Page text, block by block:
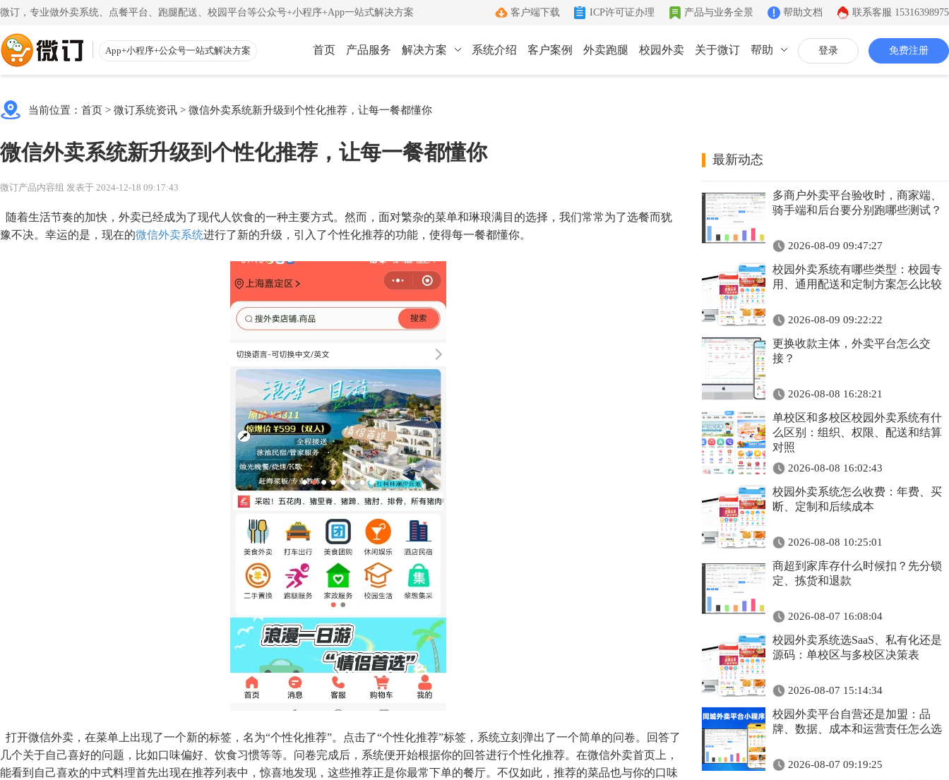
微订，专业做外卖系统、点餐平台、跑腿配送、校园平台等公众号+小程序+App一站式解决方案 联系客服 15316398975
帮助文档
产品与业务全景
ICP许可证办理
客户端下载
App+小程序+公众号一站式解决方案 登录 免费注册
首页 产品服务 解决方案
渠道 公众号 小程序
同城生活信息发布 连接你的客户和粉丝
系统介绍 客户案例 外卖跑腿 校园外卖 关于微订 帮助
使用教程
注册小程序和公众号帐号
初级教程
视频教程
App下载
手机端的管理客户端
云收银
微粉宝
粉丝交流沟通工具
双证联办一站式服务
办理流程
致力于移动互联网开发
有影响力的互联网企业
公司资质
证件齐全，安全放心
联系我们
7*12小时在线咨询
当前位置： 首页 > 微订系统资讯 > 微信外卖系统新升级到个性化推荐，让每一餐都懂你
微信外卖系统新升级到个性化推荐，让每一餐都懂你
微订产品内容组 发表于 2024-12-18 09:17:43
随着生活节奏的加快，外卖已经成为了现代人饮食的一种主要方式。然而，面对繁杂的菜单和琳琅满目的选择，我们常常为了选餐而犹
豫不决。幸运的是，现在的微信外卖系统进行了新的升级，引入了个性化推荐的功能，使得每一餐都懂你。
打开微信外卖，在菜单上出现了一个新的标签，名为“个性化推荐”。点击了“个性化推荐”标签，系统立刻弹出了一个简单的问卷。回答了
几个关于自己喜好的问题，比如口味偏好、饮食习惯等等。问卷完成后，系统便开始根据你的回答进行个性化推荐。在微信外卖首页上，
能看到自己喜欢的中式料理首先出现在推荐列表中，惊喜地发现，这些推荐正是你最常下单的餐厅。不仅如此，推荐的菜品也与你的口味
最新动态
多商户外卖平台验收时，商家端、
骑手端和后台要分别跑哪些测试？
2026-08-09 09:47:27
校园外卖系统有哪些类型：校园专
用、通用配送和定制方案怎么比较
2026-08-09 09:22:22
更换收款主体，外卖平台怎么交
接？
2026-08-08 16:28:21
单校区和多校区校园外卖系统有什
么区别：组织、权限、配送和结算
对照
2026-08-08 16:02:43
校园外卖系统怎么收费：年费、买
断、定制和后续成本
2026-08-08 10:25:01
商超到家库存什么时候扣？先分锁
定、拣货和退款
2026-08-07 16:08:04
校园外卖系统选SaaS、私有化还是
源码：单校区与多校区决策表
2026-08-07 15:14:34
校园外卖平台自营还是加盟：品
牌、数据、成本和运营责任怎么选
2026-08-07 09:19:25